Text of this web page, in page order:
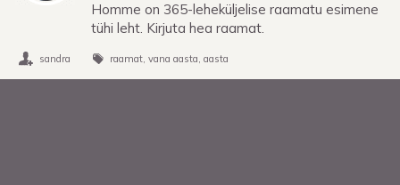
Homme on 365-leheküljelise raamatu esimene
tühi leht. Kirjuta hea raamat.
sandra raamat vana aasta aasta